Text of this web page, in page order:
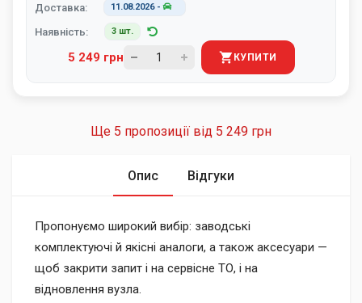
Доставка: 11.08.2026-
Наявність: 3 шт.
5 249 грн КУПИТИ
Ще 5 пропозиції від 5 249 грн
Опис Відгуки
Пропонуємо широкий вибір: заводські
комплектуючі й якісні аналоги, а також аксесуари —
щоб закрити запит і на сервісне ТО, і на
відновлення вузла.